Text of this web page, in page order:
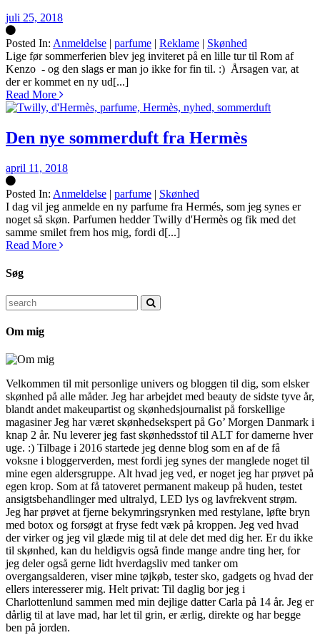
juli 25, 2018
Posted In: Anmeldelse | parfume | Reklame | Skønhed
Silke
Lige før sommerferien blev jeg inviteret på en lille tur til Rom af
Kenzo - og den slags er man jo ikke for fin til. :) Årsagen var, at
der er kommet en ny ud[...]
Read More
Den nye sommerduft fra Hermès
april 11, 2018
Posted In: Anmeldelse | parfume | Skønhed
Silke
I dag vil jeg anmelde en ny parfume fra Hermés, som jeg synes er
noget så skøn. Parfumen hedder Twilly d'Hermès og fik med det
samme smilet frem hos mig, fordi d[...]
Read More
Søg
Search
for:
Om mig
Velkommen til mit personlige univers og bloggen til dig, som elsker
skønhed på alle måder. Jeg har arbejdet med beauty de sidste tyve år,
blandt andet makeupartist og skønhedsjournalist på forskellige
magasiner Jeg har været skønhedsekspert på Go’ Morgen Danmark i
knap 2 år. Nu leverer jeg fast skønhedsstof til ALT for damerne hver
uge. :) Tilbage i 2016 startede jeg denne blog som en af de få
voksne i bloggerverden, mest fordi jeg synes der manglede noget til
mine egen aldersgruppe. Alt hvad jeg ved, er noget jeg har prøvet på
egen krop. Som at få tatoveret permanent makeup på huden, testet
ansigtsbehandlinger med ultralyd, LED lys og lavfrekvent strøm.
Jeg har prøvet at fjerne bekymringsrynken med restylane, løfte bryn
med botox og forsøgt at fryse fedt væk på kroppen. Jeg ved hvad
der virker og jeg vil glæde mig til at dele det med dig her. Er du ikke
til skønhed, kan du heldigvis også finde mange andre ting her, for
jeg deler også gerne lidt hverdagsliv med tanker om
overgangsalderen, viser mine tøjkøb, tester sko, gadgets og hvad der
ellers interesserer mig. Helt privat: Til daglig bor jeg i
Charlottenlund sammen med min dejlige datter Carla på 14 år. Jeg er
dårlig til at lave mad, har let til grin, er ærlig, direkte og har begge
ben på jorden.